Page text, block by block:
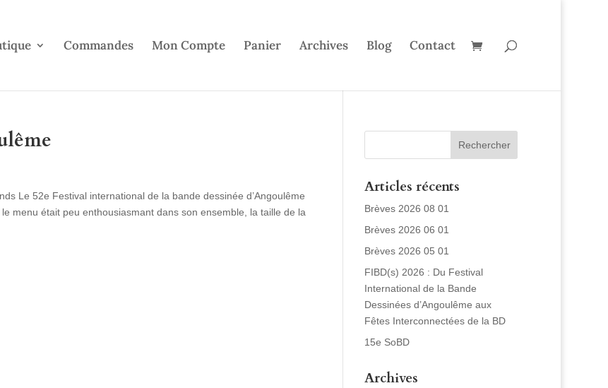
Commandes Mon Compte Panier Archives Blog Contact
Le 52e Festival international de la bande dessinée d’Angoulême
menu était peu enthousiasmant dans son ensemble, la taille de la
Articles récents
Brèves 2026 08 01
Brèves 2026 06 01
Brèves 2026 05 01
FIBD(s) 2026 : Du Festival
International de la Bande
Dessinées d’Angoulême aux
Fêtes Interconnectées de la BD
15e SoBD
Archives